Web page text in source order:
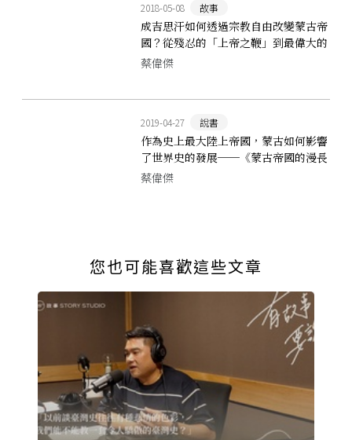
2018-05-08 故事
成吉思汗如何透過宗教自由改變蒙古帝
國？從殘忍的「上帝之鞭」到最偉大的
征服者
蔡偉傑
2019-04-27 說書
作為史上最大陸上帝國，蒙古如何影響
了世界史的發展──《蒙古帝國的漫長
遺緒》
蔡偉傑
您也可能喜歡這些文章